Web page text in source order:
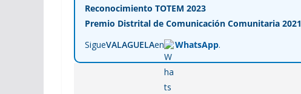
Reconocimiento TOTEM 2023
Premio Distrital de Comunicación Comunitaria 2021
SigueVALAGUELAen WhatsApp.